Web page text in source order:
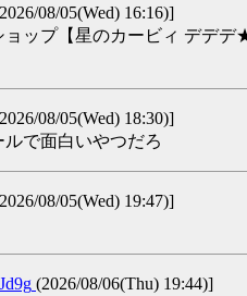
08/05(Wed) 16:16)]
ョップ【星のカービィ デデ
08/05(Wed) 18:30)]
で面白いやつだろ
08/05(Wed) 19:47)]
(2026/08/06(Thu) 19:44)]